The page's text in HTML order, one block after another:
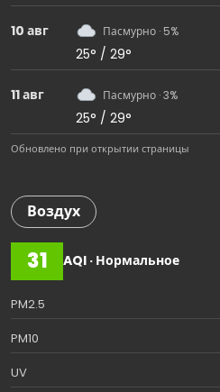
10 авг Пасмурно · 5%
25° / 29°
11 авг Пасмурно · 3%
25° / 29°
Обновлено при открытии страницы
Воздух
31 AQI · Нормальное
PM2.5
PM10
UV